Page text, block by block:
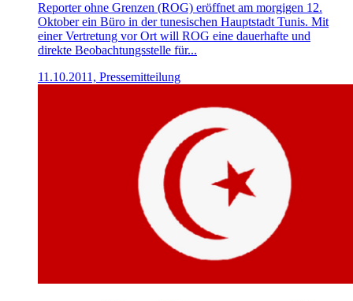
Reporter ohne Grenzen (ROG) eröffnet am morgigen 12.
Oktober ein Büro in der tunesischen Hauptstadt Tunis. Mit
einer Vertretung vor Ort will ROG eine dauerhafte und
direkte Beobachtungsstelle für...
11.10.2011, Pressemitteilung